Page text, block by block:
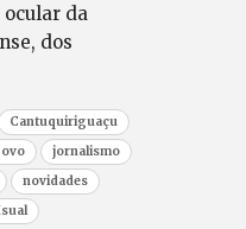
da
dos
Cantuquiriguaçu
jornalismo
novidades